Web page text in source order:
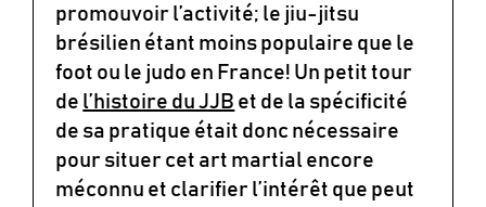
promouvoir l’activité; le jiu-jitsu
brésilien étant moins populaire que le
foot ou le judo en France! Un petit tour
de l’histoire du JJB et de la spécificité
de sa pratique était donc nécessaire
pour situer cet art martial encore
méconnu et clarifier l’intérêt que peut